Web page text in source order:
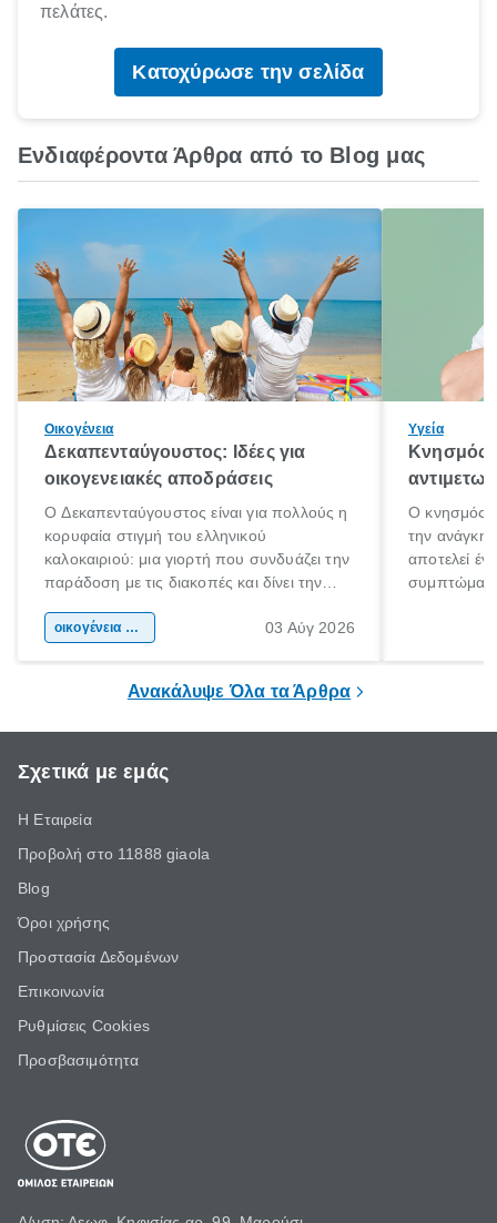
πελάτες.
Κατοχύρωσε την σελίδα
Ενδιαφέροντα Άρθρα από το Blog μας
Οικογένεια
Δεκαπενταύγουστος: Ιδέες για
οικογενειακές αποδράσεις
Ο Δεκαπενταύγουστος είναι για πολλούς η
κορυφαία στιγμή του ελληνικού
καλοκαιριού: μια γιορτή που συνδυάζει την
παράδοση με τις διακοπές και δίνει την
χώρας. Είτε πρόκειται για λίγες μέρες
οικογένεια & παιδί 03 Αύγ 2026
Υγεία
Κνησμός:
Ο κνησμός
την ανάγκη
αποτελεί
Ανακάλυψε Όλα τα Άρθρα
Σχετικά με εμάς
Η Εταιρεία
Προβολή στο 11888 giaola
Blog
Όροι χρήσης
Προστασία Δεδομένων
Επικοινωνία
Ρυθμίσεις Cookies
Προσβασιμότητα